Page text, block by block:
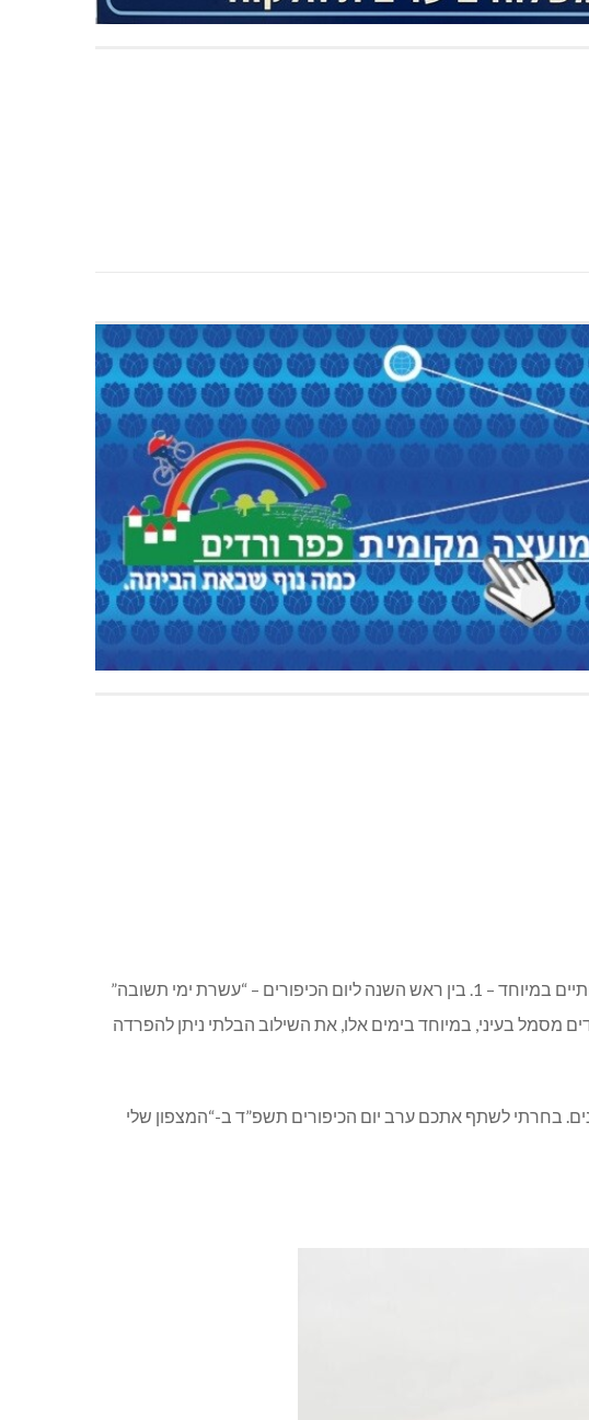
בין כסה לעשור ימים משמעותיים, ימים של חשבון נפש, ימים של תשובה. בלוח השנה שלי ישנם שני מועדים משמעותיים במיוחד – 1. בין ראש השנה ליום הכיפורים – “עשרת ימי תשובה”
המועדים מסמל בעיני, במיוחד בימים אלו, את השילוב הבלתי ניתן להפרדה
בחרתי לשתף אתכם ערב יום הכיפורים תשפ”ד ב-“המצפון שלי